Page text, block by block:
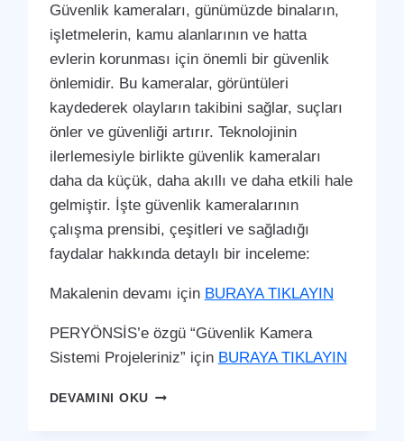
Güvenlik kameraları, günümüzde binaların,
işletmelerin, kamu alanlarının ve hatta
evlerin korunması için önemli bir güvenlik
önlemidir. Bu kameralar, görüntüleri
kaydederek olayların takibini sağlar, suçları
önler ve güvenliği artırır. Teknolojinin
ilerlemesiyle birlikte güvenlik kameraları
daha da küçük, daha akıllı ve daha etkili hale
gelmiştir. İşte güvenlik kameralarının
çalışma prensibi, çeşitleri ve sağladığı
faydalar hakkında detaylı bir inceleme:
Makalenin devamı için BURAYA TIKLAYIN
PERYÖNSİS’e özgü “Güvenlik Kamera
Sistemi Projeleriniz” için BURAYA TIKLAYIN
DEVAMINI OKUMURATPAŞA